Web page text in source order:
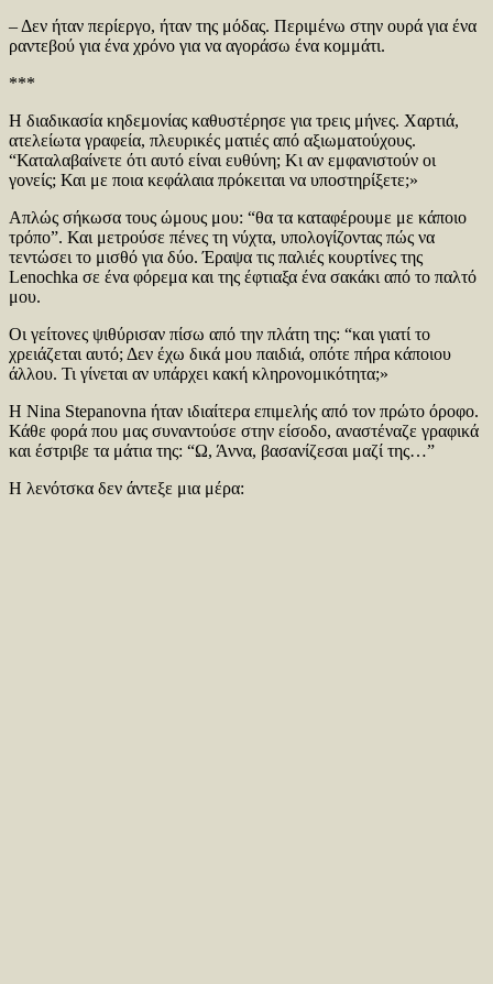
– Δεν ήταν περίεργο, ήταν της μόδας. Περιμένω στην ουρά για ένα
ραντεβού για ένα χρόνο για να αγοράσω ένα κομμάτι.
***
Η διαδικασία κηδεμονίας καθυστέρησε για τρεις μήνες. Χαρτιά,
ατελείωτα γραφεία, πλευρικές ματιές από αξιωματούχους.
“Καταλαβαίνετε ότι αυτό είναι ευθύνη; Κι αν εμφανιστούν οι
γονείς; Και με ποια κεφάλαια πρόκειται να υποστηρίξετε;»
Απλώς σήκωσα τους ώμους μου: “θα τα καταφέρουμε με κάποιο
τρόπο”. Και μετρούσε πένες τη νύχτα, υπολογίζοντας πώς να
τεντώσει το μισθό για δύο. Έραψα τις παλιές κουρτίνες της
Lenochka σε ένα φόρεμα και της έφτιαξα ένα σακάκι από το παλτό
μου.
Οι γείτονες ψιθύρισαν πίσω από την πλάτη της: “και γιατί το
χρειάζεται αυτό; Δεν έχω δικά μου παιδιά, οπότε πήρα κάποιου
άλλου. Τι γίνεται αν υπάρχει κακή κληρονομικότητα;»
Η Nina Stepanovna ήταν ιδιαίτερα επιμελής από τον πρώτο όροφο.
Κάθε φορά που μας συναντούσε στην είσοδο, αναστέναζε γραφικά
και έστριβε τα μάτια της: “Ω, Άννα, βασανίζεσαι μαζί της…”
Η λενότσκα δεν άντεξε μια μέρα: